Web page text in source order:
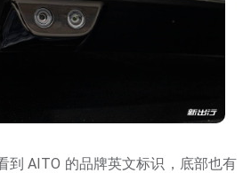
到 AITO 的品牌英文标识，底部也有